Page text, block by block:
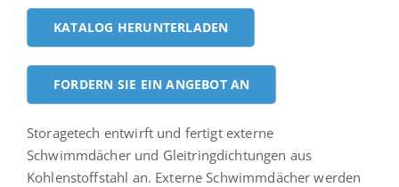
Deutsch
KATALOG HERUNTERLADEN
FORDERN SIE EIN ANGEBOT AN
Storagetech entwirft und fertigt externe
Schwimmdächer und Gleitringdichtungen aus
Kohlenstoffstahl an. Externe Schwimmdächer werden